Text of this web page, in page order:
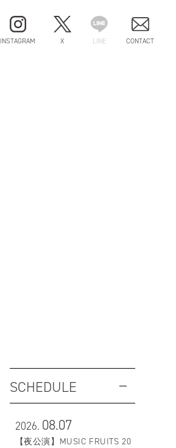
INSTAGRAM X LINE CONTACT
SCHEDULE
2026. 08.07
【夜公演】MUSIC FRUITS 20